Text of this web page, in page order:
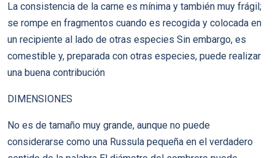
La consistencia de la carne es mínima y también muy frágil;
se rompe en fragmentos cuando es recogida y colocada en
un recipiente al lado de otras especies Sin embargo, es
comestible y, preparada con otras especies, puede realizar
una buena contribución
DIMENSIONES
No es de tamaño muy grande, aunque no puede
considerarse como una Russula pequeña en el verdadero